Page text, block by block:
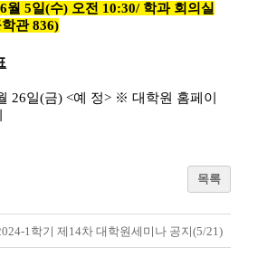
월 5일(수) 오전 10:30/ 학과 회의실
관 836)
26일(금) <예 정> ※ 대학원 홈페이
목록
1학기 제14차 대학원세미나 공지(5/21)